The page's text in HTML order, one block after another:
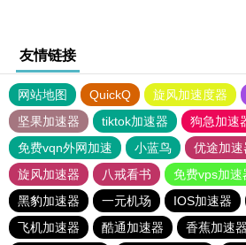
友情链接
网站地图 QuickQ 旋风加速度器
坚果加速器
tiktok加速器
狗急加速
免费vqn外网加速
小蓝鸟 优途加速
旋风加速器
八戒看书
免费vps加速
黑豹加速器
一元机场 IOS加速器
飞机加速器
酷通加速器 香蕉加速